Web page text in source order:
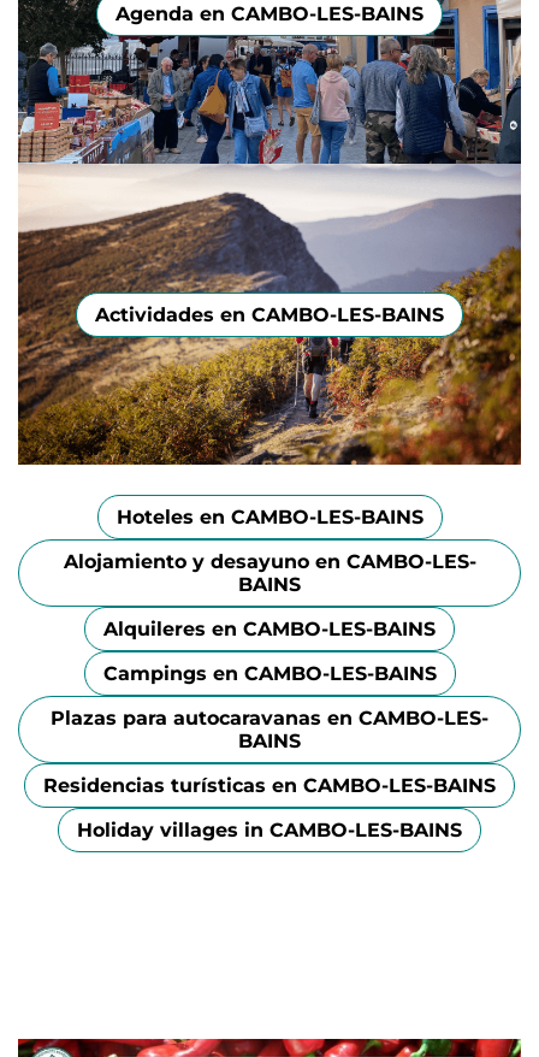
Agenda en CAMBO-LES-BAINS
Actividades en CAMBO-LES-BAINS
Hoteles en CAMBO-LES-BAINS
Alojamiento y desayuno en CAMBO-LES-
BAINS
Alquileres en CAMBO-LES-BAINS
Campings en CAMBO-LES-BAINS
Plazas para autocaravanas en CAMBO-LES-
BAINS
Residencias turísticas en CAMBO-LES-BAINS
Holiday villages in CAMBO-LES-BAINS